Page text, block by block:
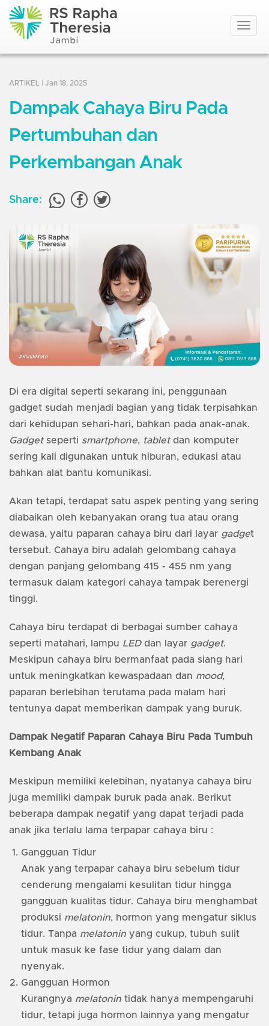
Toggle
ARTIKEL | Jan 18, 2025
Dampak Cahaya Biru Pada
Pertumbuhan dan
Perkembangan Anak
Share:
Di era digital seperti sekarang ini, penggunaan
gadget sudah menjadi bagian yang tidak terpisahkan
dari kehidupan sehari-hari, bahkan pada anak-anak.
Gadgetseperti smartphone, tabletdan komputer
sering kali digunakan untuk hiburan, edukasi atau
bahkan alat bantu komunikasi.
Akan tetapi, terdapat satu aspek penting yang sering
diabaikan oleh kebanyakan orang tua atau orang
dewasa, yaitu paparan cahaya biru dari layar gadget
tersebut. Cahaya biru adalah gelombang cahaya
dengan panjang gelombang 415 - 455 nm yang
termasuk dalam kategori cahaya tampak berenergi
tinggi.
Cahaya biru terdapat di berbagai sumber cahaya
seperti matahari, lampu LEDdan layar gadget.
Meskipun cahaya biru bermanfaat pada siang hari
untuk meningkatkan kewaspadaan dan mood,
paparan berlebihan terutama pada malam hari
tentunya dapat memberikan dampak yang buruk.
Dampak Negatif Paparan Cahaya Biru Pada Tumbuh
Kembang Anak
Meskipun memiliki kelebihan, nyatanya cahaya biru
juga memiliki dampak buruk pada anak. Berikut
beberapa dampak negatif yang dapat terjadi pada
anak jika terlalu lama terpapar cahaya biru :
Gangguan Tidur
Anak yang terpapar cahaya biru sebelum tidur
cenderung mengalami kesulitan tidur hingga
gangguan kualitas tidur. Cahaya biru menghambat
produksi melatonin, hormon yang mengatur siklus
tidur. Tanpa melatonin yang cukup, tubuh sulit
untuk masuk ke fase tidur yang dalam dan
nyenyak.
Gangguan Hormon
Kurangnya melatonin tidak hanya mempengaruhi
tidur, tetapi juga hormon lainnya yang mengatur